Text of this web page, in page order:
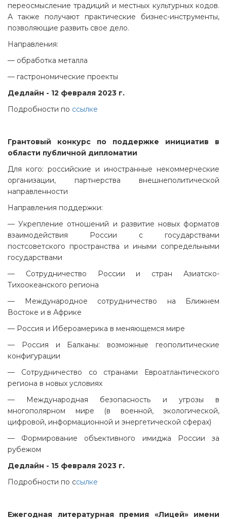
переосмысление традиций и местных культурных кодов.
А также получают практические бизнес-инструменты,
позволяющие развить свое дело.
Направления:
— обработка металла
— гастрономические проекты
Дедлайн - 12 февраля 2023 г.
Подробности по ссылке
Грантовый конкурс по поддержке инициатив в
области публичной дипломатии
Для кого: российские и иностранные некоммерческие
организации, партнерства внешнеполитической
направленности
Направления поддержки:
— Укрепление отношений и развитие новых форматов
взаимодействия России с государствами
постсоветского пространства и иными сопредельными
государствами
— Сотрудничество России и стран Азиатско-
Тихоокеанского региона
— Международное сотрудничество на Ближнем
Востоке и в Африке
— Россия и Ибероамерика в меняющемся мире
— Россия и Балканы: возможные геополитические
конфигурации
— Сотрудничество со странами Евроатлантического
региона в новых условиях
— Международная безопасность и угрозы в
многополярном мире (в военной, экологической,
цифровой, информационной и энергетической сферах)
— Формирование объективного имиджа России за
рубежом
Дедлайн - 15 февраля 2023 г.
Подробности по ссылке
Ежегодная литературная премия «Лицей» имени